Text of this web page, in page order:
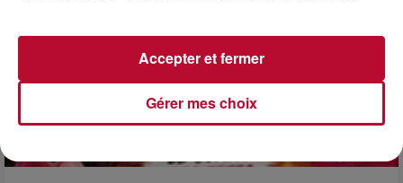
Gérer mes choix
Accepter et fermer